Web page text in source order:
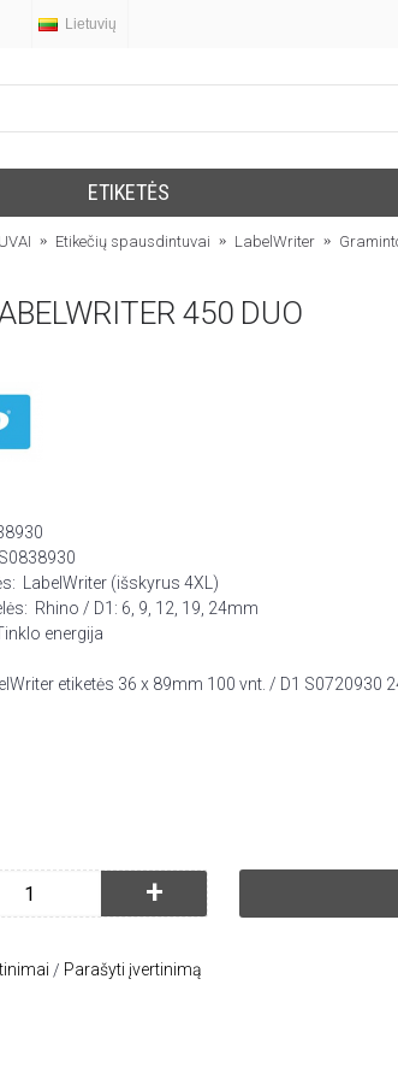
Lietuvių
ETIKETĖS
Etikečių spausdintuvai LabelWriter
450 DUO
S0838930
LabelWriter (išskyrus 4XL)
Rhino / D1: 6, 9, 12, 19, 24mm
energija
etiketės 36 x 89mm 100 vnt. / D1 S0720930
+
/ Parašyti įvertinimą